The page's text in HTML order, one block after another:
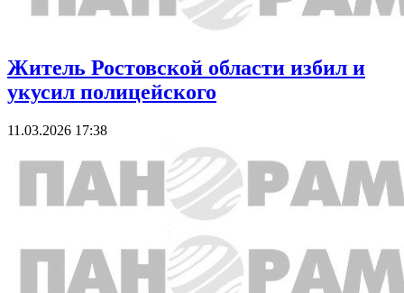
Житель Ростовской области избил и
укусил полицейского
11.03.2026 17:38